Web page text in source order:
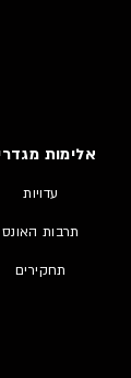
אלימות
עדויות
תרבות האונס
תחקירים